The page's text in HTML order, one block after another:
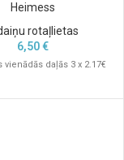
Heimess
rotaļlietas
6,50€
vienādās daļās 3 x 2.17€